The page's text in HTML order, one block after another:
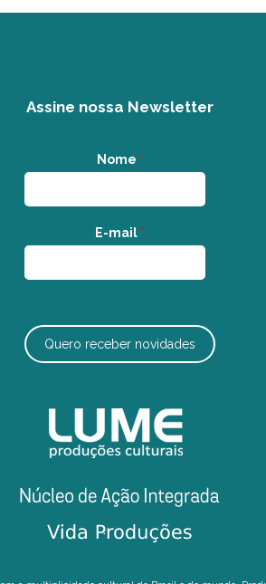
Assine nossa Newsletter
Nome *
E-mail *
Quero receber novidades